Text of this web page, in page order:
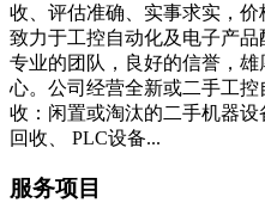
收、评估准确、实事求实，价
致力于工控自动化及电子产
专业的团队，良好的信誉，
心。公司经营全新或二手工
收：闲置或淘汰的二手机器
回收、 PLC设备...
服务项目